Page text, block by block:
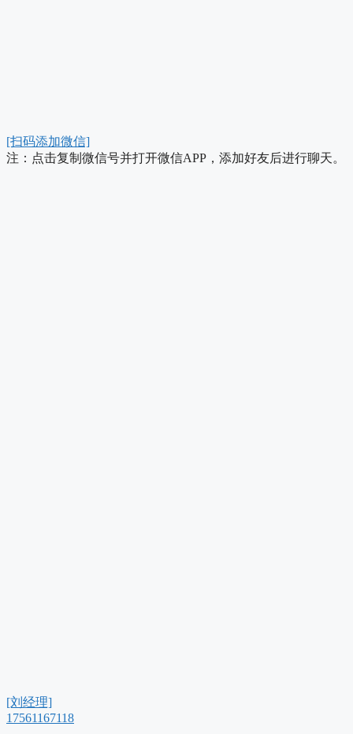
[扫码添加微信]
注：点击复制微信号并打开微信APP，添加好友后进行聊天。
[刘经理]
17561167118